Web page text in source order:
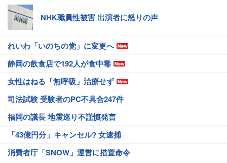
NHK職員性被害 出演者に怒りの声
れいわ「いのちの党」に変更へ
静岡の飲食店で192人が食中毒
女性はねる「無呼吸」治療せず
司法試験 受験者のPC不具合247件
福岡の議長 地震巡り不謹慎発言
「43億円分」キャンセル? 女逮捕
消費者庁「SNOW」運営に措置命令